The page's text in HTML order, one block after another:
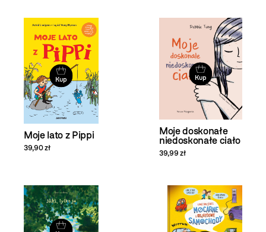
Kup
Moje lato z Pippi
39,90 zł
Kup
Moje doskonałe
niedoskonałe ciało
39,99 zł